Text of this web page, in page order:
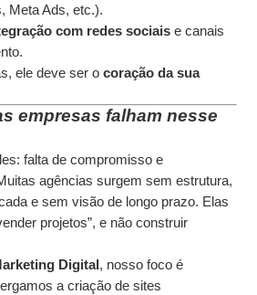
Meta Ads, etc.).
com redes sociais e canais
ele deve ser o coração da sua
empresas falham nesse
falta de compromisso e
agências surgem sem estrutura,
e sem visão de longo prazo. Elas
projetos”, e não construir
Digital, nosso foco é
a criação de sites